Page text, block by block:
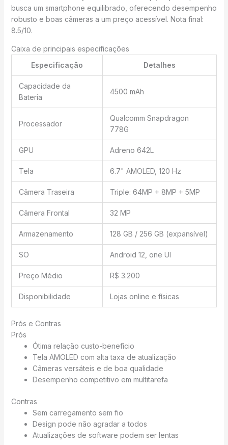
busca um smartphone equilibrado, oferecendo desempenho
robusto e boas câmeras a um preço acessível. Nota final:
8.5/10.
Caixa de principais especificações
Especificação
Detalhes
Capacidade da
Bateria
4500 mAh
Processador
Qualcomm Snapdragon
778G
GPU Adreno 642L
Tela 6.7" AMOLED, 120 Hz
Câmera Traseira Triple: 64MP + 8MP + 5MP
Câmera Frontal 32 MP
Armazenamento 128 GB / 256 GB (expansível)
SO Android 12, one UI
Preço Médio R$ 3.200
Disponibilidade Lojas online e físicas
Prós e Contras
Prós
Ótima relação custo-benefício
Tela AMOLED com alta taxa de atualização
Câmeras versáteis e de boa qualidade
Desempenho competitivo em multitarefa
Contras
Sem carregamento sem fio
Design pode não agradar a todos
Atualizações de software podem ser lentas